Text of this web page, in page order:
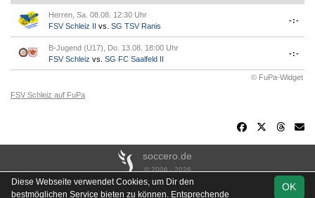
Herren, Sa. 08.08. 12:30 Uhr
FSV Schleiz II vs. SG TSV Ranis
-:-
B-Jugend (U17), Do. 13.08. 18:00 Uhr
FSV Schleiz vs. SG FC Saalfeld II
-:-
© FuPa-Widget
FSV Schleiz auf FuPa
soccero.de
© 2006 - 2026
Besucherstatistik Kontakt Impressum Links Datenschutz
OK
Diese Webseite verwendet Cookies, um Dir den
bestmöglichen Service bieten zu können. Entsprechende